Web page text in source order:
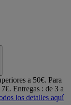
a 50€. Para
Entregas : de 3 a
los detalles aquí